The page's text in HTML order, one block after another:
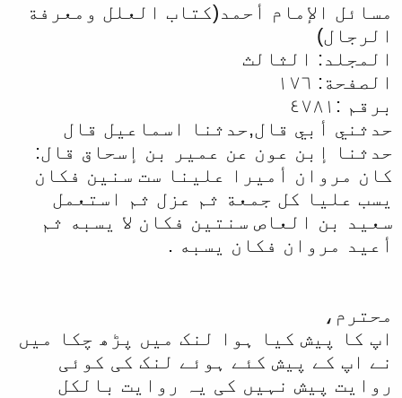
مسائل الإمام أحمد(كتاب العلل ومعرفة
الرجال)
المجلد: الثالث
الصفحة: ١٧٦
برقم :٤٧٨١
حدثني أبي قال,حدثنا اسماعيل قال
حدثنا إبن عون عن عمير بن إسحاق قال:
كان مروان أميرا علينا ست سنين فكان
يسب عليا كل جمعة ثم عزل ثم استعمل
سعيد بن العاص سنتين فكان لا يسبه ثم
أعيد مروان فكان يسبه .
محترم،
اپ کا پیش کیا ہوا لنک میں پڑھ چکا میں
نے اپ کے پیش کئے ہوئے لنک کی کوئی
روایت پیش نہیں کی یہ روایت بالکل